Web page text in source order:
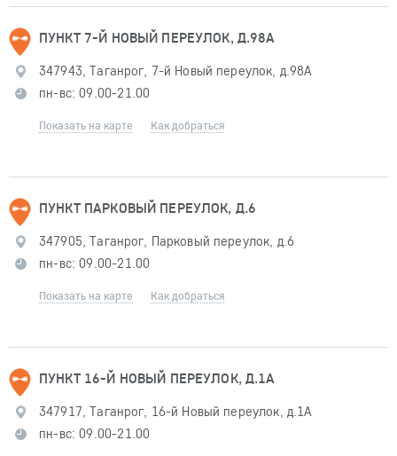
ПУНКТ 7-Й НОВЫЙ ПЕРЕУЛОК, Д.98А
347943, Таганрог, 7-й Новый переулок, д.98А
пн-вс: 09.00-21.00
Показать на карте Как добраться
ПУНКТ ПАРКОВЫЙ ПЕРЕУЛОК, Д.6
347905, Таганрог, Парковый переулок, д.6
пн-вс: 09.00-21.00
Показать на карте Как добраться
ПУНКТ 16-Й НОВЫЙ ПЕРЕУЛОК, Д.1А
347917, Таганрог, 16-й Новый переулок, д.1А
пн-вс: 09.00-21.00